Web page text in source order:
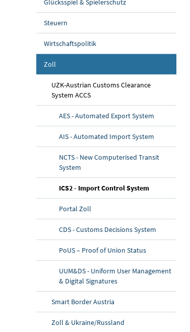
Steuern
Wirtschaftspolitik
Zoll
UZK-Austrian Customs Clearance
System ACCS
AES - Automated Export System
AIS - Automated Import System
NCTS - New Computerised Transit
System
ICS2 - Import Control System(aktuelle
Portal Zoll
CDS - Customs Decisions System
PoUS – Proof of Union Status
UUM&DS - Uniform User Management
& Digital Signatures
Smart Border Austria
Zoll & Ukraine/Russland